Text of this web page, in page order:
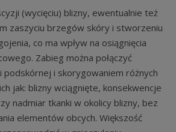
(wycięciu) blizny, ewentualnie też
zaszyciu brzegów skóry i stworzeniu
co ma wpływ na osiągnięcia
Zabieg można połączyć
podskórnej i skorygowaniem różnych
jak: blizny wciągnięte, konsekwencje
nadmiar tkanki w okolicy blizny, bez
elementów obcych. Większość